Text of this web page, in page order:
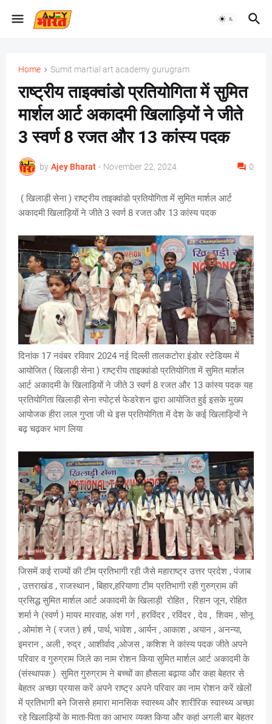
Home Sumit martial art academy gurugram
राष्ट्रीय ताइक्वांडो प्रतियोगिता में सुमित
मार्शल आर्ट अकादमी खिलाड़ियों ने जीते
3 स्वर्ण 8 रजत और 13 कांस्य पदक
by Ajey Bharat - November 22, 2024 0
( खिलाड़ी सेना ) राष्ट्रीय ताइक्वांडो प्रतियोगिता में सुमित मार्शल आर्ट
अकादमी खिलाड़ियों ने जीते 3 स्वर्ण 8 रजत और 13 कांस्य पदक
दिनांक 17 नवंबर रविवार 2024 नई दिल्ली तालकटोरा इंडोर स्टेडियम में
आयोजित ( खिलाड़ी सेना ) राष्ट्रीय ताइक्वांडो प्रतियोगिता में सुमित मार्शल
आर्ट अकादमी के खिलाड़ियों ने जीते 3 स्वर्ण 8 रजत और 13 कांस्य पदक यह
प्रतियोगिता खिलाड़ी सेना स्पोर्ट्स फेडरेशन द्वारा आयोजित हुई इसके मुख्य
आयोजक हीरा लाल गुप्ता जी थे इस प्रतियोगिता में देश के कई खिलाड़ियों ने
बढ़ चढ़कर भाग लिया
जिसमें कई राज्यों की टीम प्रतिभागी रही जैसे महाराष्ट्र उत्तर प्रदेश , पंजाब
, उत्तराखंड , राजस्थान , बिहार,हरियाणा टीम प्रतिभागी रही गुरुग्राम की
प्रसिद्ध सुमित मार्शल आर्ट अकादमी के खिलाड़ी रोहित , रिहान जून, रोहित
शर्मा ने (स्वर्ण ) मायर मारवाह, अंश गर्ग , हरविंदर , रविंदर , देव , शिवम , सोनू
, ओमांश ने ( रजत ) हर्ष , पार्थ, भावेश , आर्यन , आकाश , अयान , अनन्या,
इमरान , अली , रुद्र , आशीर्वाद ,ओजस , कशिश ने कांस्य पदक जीते अपने
परिवार व गुरुग्राम जिले का नाम रोशन किया सुमित मार्शल आर्ट अकादमी के
(संस्थापक ) सुमित गुरुग्राम ने बच्चों का हौसला बढ़ाया और कहा बेहतर से
बेहतर अच्छा प्रयास करें अपने राष्ट्र अपने परिवार का नाम रोशन करें खेलों
में प्रतिभागी बने जिससे हमारा मानसिक स्वास्थ्य और शारीरिक स्वास्थ्य अच्छा
रहे खिलाड़ियों के माता-पिता का आभार व्यक्त किया और कहां अगली बार बेहतर